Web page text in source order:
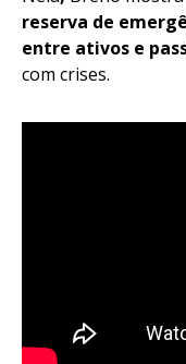
reserva de
entre ativos e
com crises.